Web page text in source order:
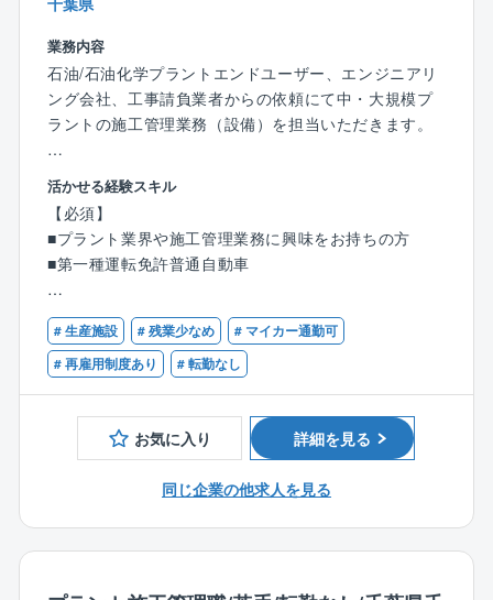
習料は、会社が全額負担します。
業務内容
石油/石油化学プラントエンドユーザー、エンジニアリ
ング会社、工事請負業者からの依頼にて中・大規模プ
ラントの施工管理業務（設備）を担当いただきます。
【業務詳細】
■石油化学、ファインケミカル（化学品）、食品プラン
ト工場の増設/新設工事の施工管理をお任せします。
【業務の流れ】
■工事前：お客様と工事方法、工程/工期等の打合せを
行います。
■工期中：毎日プラントのどのエリアでどういった工事
を行うのか等、お客様への進捗報告の実施や現場の安
全管理のための巡回、工事に使う配管やそのほかの材
料の在庫確認、発注業務。
【ポジションの魅力】
■高度な技術を持つ設計者/職人が集まり、竣工に向け
一致団結して業務を行います。
■自分が施工に関わったプラントが地図に残ることも多
活かせる経験スキル
【必須】
■プラント業界や施工管理業務に興味をお持ちの方
■第一種運転免許普通自動車
【歓迎】
■何らかの施工管理に関わる経験をお持ちの方
# 生産施設 # 残業少なめ
# マイカー通勤可
# 再雇用制度あり
# 転勤なし
お気に入り 詳細を見る
同じ企業の他求人を見る